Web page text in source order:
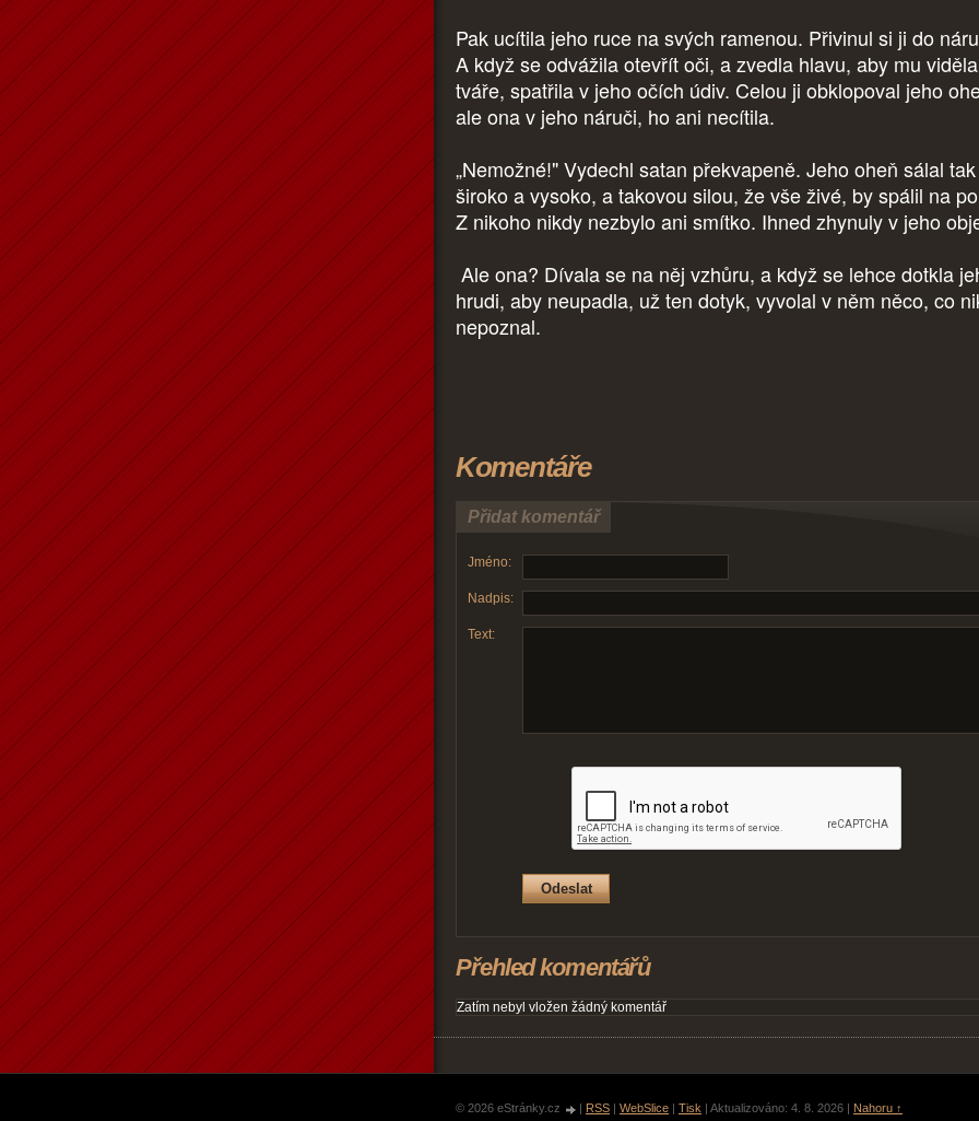
Pak ucítila jeho ruce na svých ramenou. Přivinul si ji do
A když se odvážila otevřít oči, a zvedla hlavu, aby mu
tváře, spatřila v jeho očích údiv. Celou ji obklopoval jeho
ale ona v jeho náruči, ho ani necítila.
„Nemožné!" Vydechl satan překvapeně. Jeho oheň sálal tak
široko a vysoko, a takovou silou, že vše živé, by spálil na
Z nikoho nikdy nezbylo ani smítko. Ihned zhynuly v jeho
Ale ona? Dívala se na něj vzhůru, a když se lehce dotkla
hrudi, aby neupadla, už ten dotyk, vyvolal v něm něco, co
nepoznal.
Komentáře
Přidat komentář
Jméno:
Nadpis:
Text:
Přehled komentářů
Zatím nebyl vložen žádný komentář
© 2026 eStránky.cz | RSS | WebSlice | Tisk | Aktualizováno: 4. 8. 2026 | Nahoru ↑